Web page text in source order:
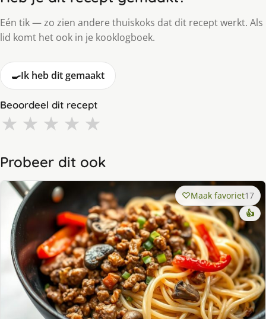
Eén tik — zo zien andere thuiskoks dat dit recept werkt. Als
lid komt het ook in je kooklogboek.
🍳Ik heb dit gemaakt
Beoordeel dit recept
★ ★ ★ ★ ★
Probeer dit ook
Maak favoriet17
👍